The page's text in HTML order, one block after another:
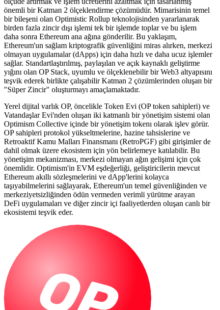
önemli bir Katman 2 ölçeklendirme çözümüdür. Mimarisinin temel
bir bileşeni olan Optimistic Rollup teknolojisinden yararlanarak
birden fazla zincir dışı işlemi tek bir işlemde toplar ve bu işlem
daha sonra Ethereum ana ağına gönderilir. Bu yaklaşım,
Ethereum'un sağlam kriptografik güvenliğini miras alırken, merkezi
olmayan uygulamalar (dApps) için daha hızlı ve daha ucuz işlemler
sağlar. Standartlaştırılmış, paylaşılan ve açık kaynaklı geliştirme
yığını olan OP Stack, uyumlu ve ölçeklenebilir bir Web3 altyapısını
teşvik ederek birlikte çalışabilir Katman 2 çözümlerinden oluşan bir
"Süper Zincir" oluşturmayı amaçlamaktadır.
Yerel dijital varlık OP, öncelikle Token Evi (OP token sahipleri) ve
Vatandaşlar Evi'nden oluşan iki katmanlı bir yönetişim sistemi olan
Optimism Collective içinde bir yönetişim tokenı olarak işlev görür.
OP sahipleri protokol yükseltmelerine, hazine tahsislerine ve
Retroaktif Kamu Malları Finansmanı (RetroPGF) gibi girişimler de
dahil olmak üzere ekosistem için yön belirlemeye katılabilir. Bu
yönetişim mekanizması, merkezi olmayan ağın gelişimi için çok
önemlidir. Optimism'in EVM eşdeğerliği, geliştiricilerin mevcut
Ethereum akıllı sözleşmelerini ve dApp'lerini kolayca
taşıyabilmelerini sağlayarak, Ethereum'un temel güvenliğinden ve
merkeziyetsizliğinden ödün vermeden verimli yürütme arayan
DeFi uygulamaları ve diğer zincir içi faaliyetlerden oluşan canlı bir
ekosistemi teşvik eder.